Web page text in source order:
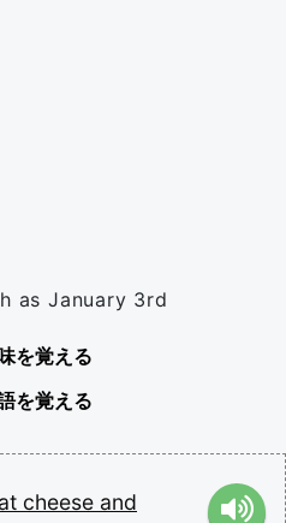
as January 3rd
を覚える
を覚える
cheese and